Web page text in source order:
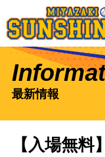
最新情報
【入場無